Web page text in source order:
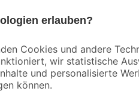
glatt 11 cm 5
6